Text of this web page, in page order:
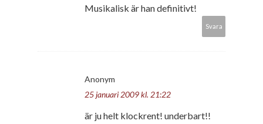
Musikalisk är han definitivt!
Svara
Anonym
25 januari 2009 kl. 21:22
är ju helt klockrent! underbart!!